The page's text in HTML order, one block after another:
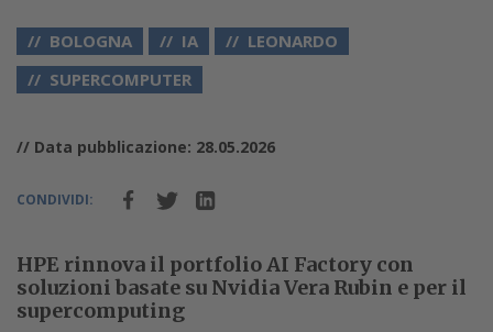
BOLOGNA IA
LEONARDO
SUPERCOMPUTER
// Data pubblicazione: 28.05.2026
CONDIVIDI:
HPE rinnova il portfolio AI Factory con
soluzioni basate su Nvidia Vera Rubin e per il
supercomputing